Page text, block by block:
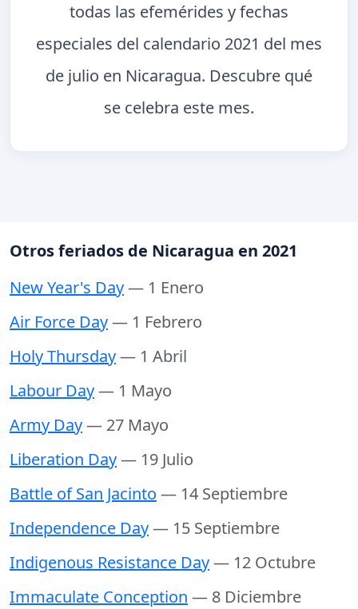
todas las efemérides y fechas
especiales del calendario 2021 del mes
de julio en Nicaragua. Descubre qué
se celebra este mes.
Otros feriados de Nicaragua en 2021
New Year's Day— 1 Enero
Air Force Day— 1 Febrero
Holy Thursday— 1 Abril
Labour Day— 1 Mayo
Army Day— 27 Mayo
Liberation Day— 19 Julio
Battle of San Jacinto — 14 Septiembre
Independence Day— 15 Septiembre
Indigenous Resistance Day— 12 Octubre
Immaculate Conception — 8 Diciembre